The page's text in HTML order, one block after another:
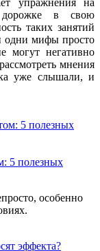
дорожке в свою
таких занятий
одни мифы просто
могут негативно
мнения
уже слышали, и
5 полезных
особенно